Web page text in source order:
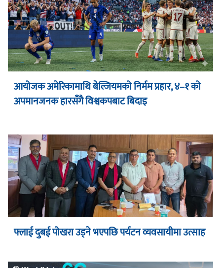
आयोजक अमेरिकामाथि बेल्जियमको निर्मम प्रहार, ४–१ को
अपमानजनक हारसँगै विश्वकपबाट बिदाइ
फ्लाई दुबई पोखरा उड्ने भएपछि पर्यटन व्यवसायीमा उत्साह